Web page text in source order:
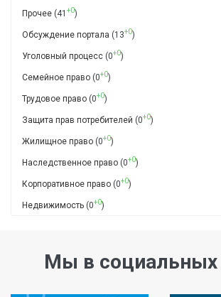
Прочее (41 +0)
Обсуждение портала (13+0)
Уголовный процесс (0+0)
Семейное право (0+0)
Трудовое право (0+0)
Защита прав потребителей (0+0)
Жилищное право (0+0)
Наследственное право (0+0)
Корпоративное право (0+0)
Недвижимость (0+0)
Мы в социальных